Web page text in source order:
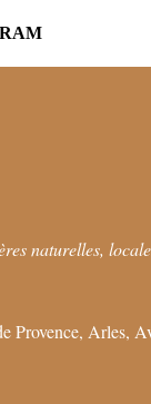
naturelles,
Provence, Arles,